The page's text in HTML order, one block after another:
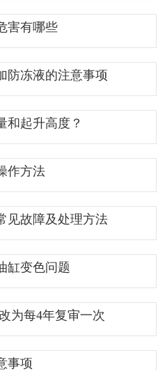
害有哪些
防冻液的注意事项
和起升高度？
作方法
见故障及处理方法
缸变色问题
为每4年复审一次
事项